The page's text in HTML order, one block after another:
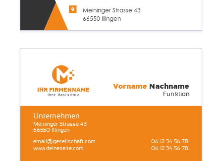
Meininger Strasse 43
66550 Illingen
www.deineseite.com
06 12 34 56 78
06 12 34 56 78
email@gesellschaft.com
Meininger Strasse 43
66550 Illingen
Unternehmen
Funktion
Vorname Nachname
Ihr Firmenname
Ihre Basislinie